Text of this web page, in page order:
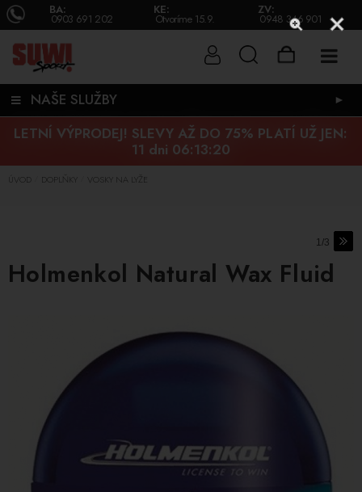
BA:
0903 691 202
KE:
Otvoríme 15.9.
ZV:
0948 346 901
NAŠE SLUŽBY ►
LETNÍ VÝPRODEJ! SLEVY AŽ DO 75% PLATÍ UŽ JEN:
11 dni 06:13:20
ÚVOD DOPLŇKY VOSKY NA LYŽE
1/3
Holmenkol Natural Wax Fluid